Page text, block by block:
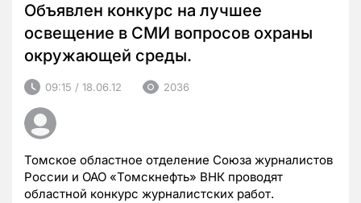
Объявлен конкурс на лучшее
освещение в СМИ вопросов охраны
окружающей среды.
09:15 / 18.06.12 2036
Томское областное отделение Союза журналистов
России и ОАО «Томскнефть» ВНК проводят
областной конкурс журналистских работ.